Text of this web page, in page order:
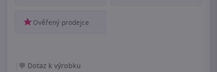
Ověřený prodejce
Dotaz k výrobku